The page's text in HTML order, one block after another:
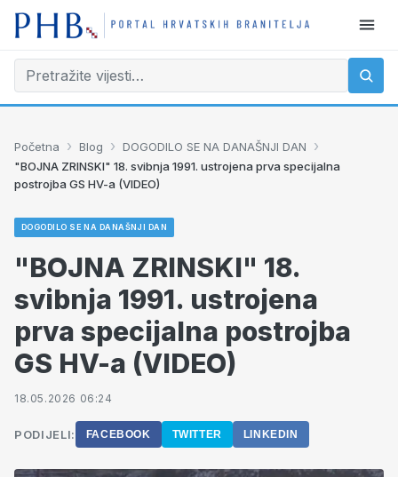
Početna › Blog › DOGODILO SE NA DANAŠNJI DAN ›
"BOJNA ZRINSKI" 18. svibnja 1991. ustrojena prva specijalna
postrojba GS HV-a (VIDEO)
DOGODILO SE NA DANAŠNJI DAN
"BOJNA ZRINSKI" 18.
svibnja 1991. ustrojena
prva specijalna postrojba
GS HV-a (VIDEO)
18.05.2026 06:24
PODIJELI: FACEBOOK TWITTER LINKEDIN